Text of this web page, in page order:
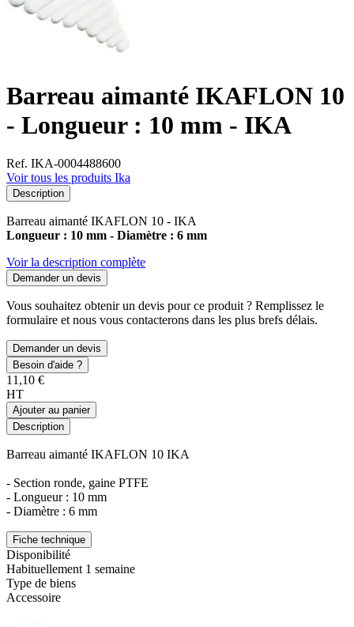
Barreau aimanté IKAFLON 10
- Longueur : 10 mm - IKA
Ref. IKA-0004488600
Voir tous les produits Ika
Description
Barreau aimanté IKAFLON 10 - IKA
Longueur : 10 mm - Diamètre : 6 mm
Voir la description complète
Demander un devis
Vous souhaitez obtenir un devis pour ce produit ? Remplissez le
formulaire et nous vous contacterons dans les plus brefs délais.
Demander un devis
Besoin d'aide ?
11,10 €
HT
Ajouter au panier
Description
Barreau aimanté IKAFLON 10 IKA
- Section ronde, gaine PTFE
- Longueur : 10 mm
- Diamètre : 6 mm
Fiche technique
Disponibilité
Habituellement 1 semaine
Type de biens
Accessoire